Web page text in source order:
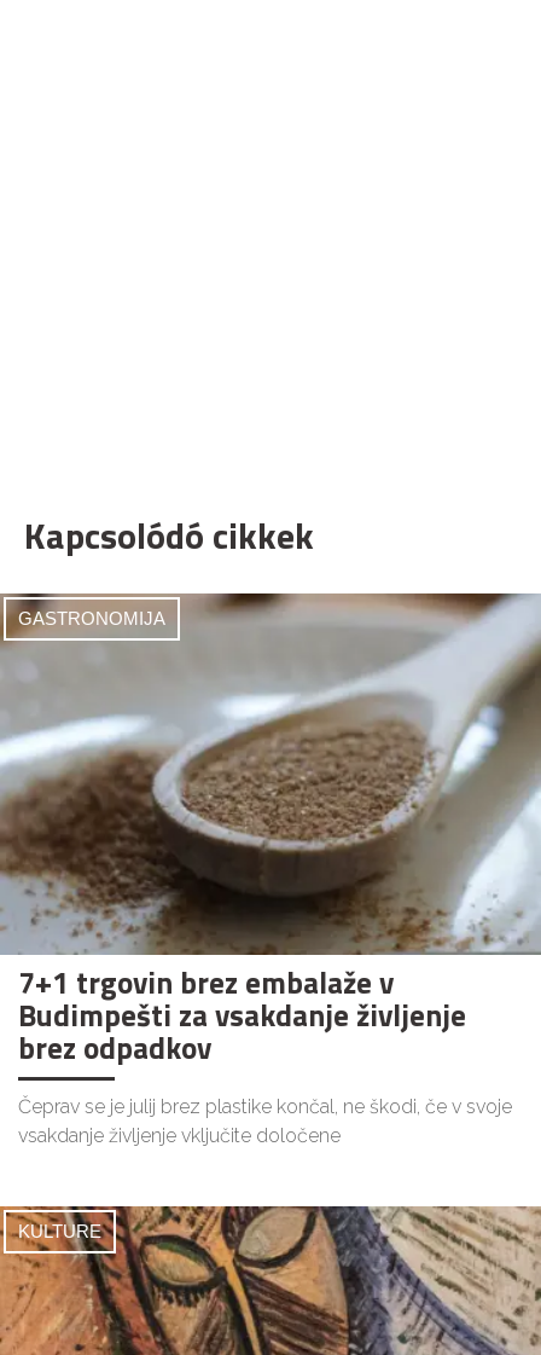
Kapcsolódó cikkek
GASTRONOMIJA
7+1 trgovin brez embalaže v
Budimpešti za vsakdanje življenje
brez odpadkov
Čeprav se je julij brez plastike končal, ne škodi, če v svoje
vsakdanje življenje vključite določene
KULTURE